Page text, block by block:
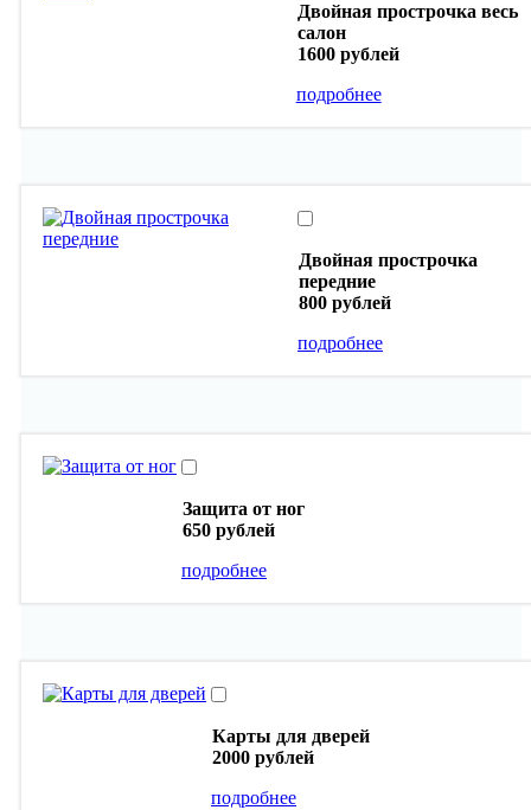
Двойная прострочка весь
салон
1600 рублей
подробнее
Двойная прострочка
передние
800 рублей
подробнее
Защита от ног
650 рублей
подробнее
Карты для дверей
2000 рублей
подробнее